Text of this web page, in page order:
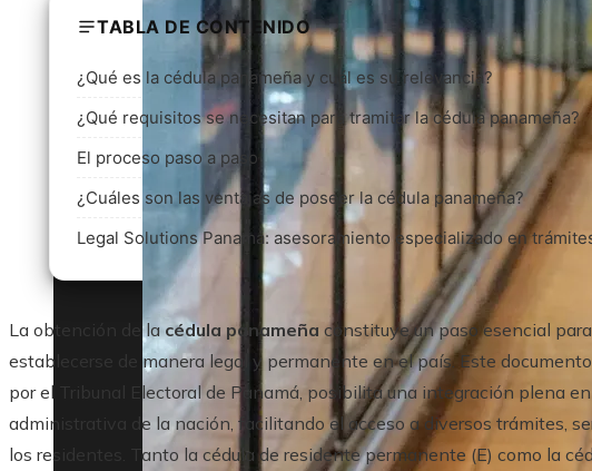
TABLA DE CONTENIDO
¿Qué es la cédula panameña y cuál es su relevancia?
¿Qué requisitos se necesitan para tramitar la cédula panameña?
El proceso paso a paso
¿Cuáles son las ventajas de poseer la cédula panameña?
Legal Solutions Panamá: asesoramiento especializado en
La obtención de la cédula panameña constituye un paso esencial
establecerse de manera legal y permanente en el país. Este
por el Tribunal Electoral de Panamá, posibilita una integración plena
administrativa de la nación, facilitando el acceso a diversos trámites,
los residentes. Tanto la cédula de residente permanente (E) como la